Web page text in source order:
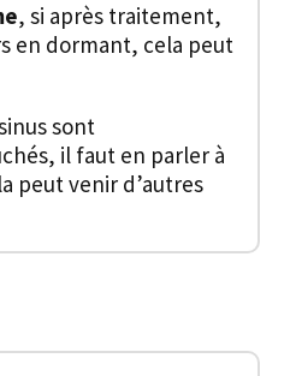
, si après traitement,
en dormant, cela peut
sont
il faut en parler à
peut venir d’autres